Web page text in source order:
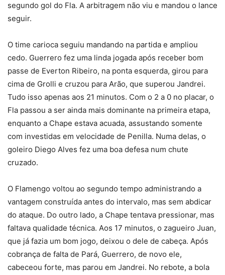
segundo gol do Fla. A arbitragem não viu e mandou o lance
seguir.
O time carioca seguiu mandando na partida e ampliou
cedo. Guerrero fez uma linda jogada após receber bom
passe de Everton Ribeiro, na ponta esquerda, girou para
cima de Grolli e cruzou para Arão, que superou Jandrei.
Tudo isso apenas aos 21 minutos. Com o 2 a 0 no placar, o
Fla passou a ser ainda mais dominante na primeira etapa,
enquanto a Chape estava acuada, assustando somente
com investidas em velocidade de Penilla. Numa delas, o
goleiro Diego Alves fez uma boa defesa num chute
cruzado.
O Flamengo voltou ao segundo tempo administrando a
vantagem construída antes do intervalo, mas sem abdicar
do ataque. Do outro lado, a Chape tentava pressionar, mas
faltava qualidade técnica. Aos 17 minutos, o zagueiro Juan,
que já fazia um bom jogo, deixou o dele de cabeça. Após
cobrança de falta de Pará, Guerrero, de novo ele,
cabeceou forte, mas parou em Jandrei. No rebote, a bola